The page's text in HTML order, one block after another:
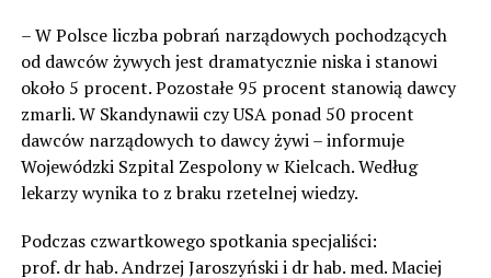
– W Polsce liczba pobrań narządowych pochodzących
od dawców żywych jest dramatycznie niska i stanowi
około 5 procent. Pozostałe 95 procent stanowią dawcy
zmarli. W Skandynawii czy USA ponad 50 procent
dawców narządowych to dawcy żywi – informuje
Wojewódzki Szpital Zespolony w Kielcach. Według
lekarzy wynika to z braku rzetelnej wiedzy.
Podczas czwartkowego spotkania specjaliści:
prof. dr hab. Andrzej Jaroszyński i dr hab. med. Maciej